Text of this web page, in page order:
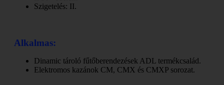
Szigetelés: II.
Alkalmas:
Dinamic tároló fűtőberendezések ADL termékcsalád.
Elektromos kazánok CM, CMX és CMXP sorozat.